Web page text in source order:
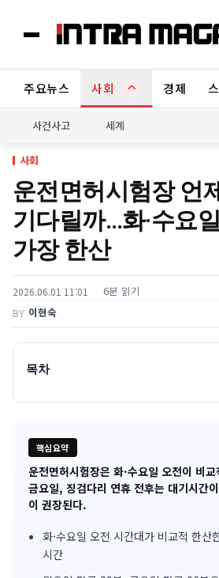
주요뉴스 사회 경제
사건사고 세계
사회
운전면허시험장 언
기다릴까…화·수요
가장 한산
2026.06.01 11:01 6분 읽기
BY 이현숙
목차
핵심요약
기
사
핵
운전면허시험장은 화·수요일 오전이 비
금요일, 징검다리 연휴 전후는 대기시간
이 권장된다.
화·수요일 오전 시간대가 비교적 한산
시간